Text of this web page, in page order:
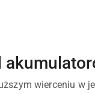
wierceniu w